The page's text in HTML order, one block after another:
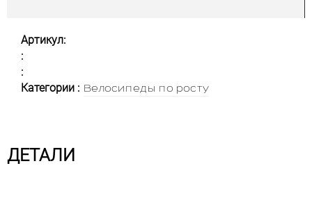
Артикул:
:
:
Категории : Велосипеды по росту
ДЕТАЛИ